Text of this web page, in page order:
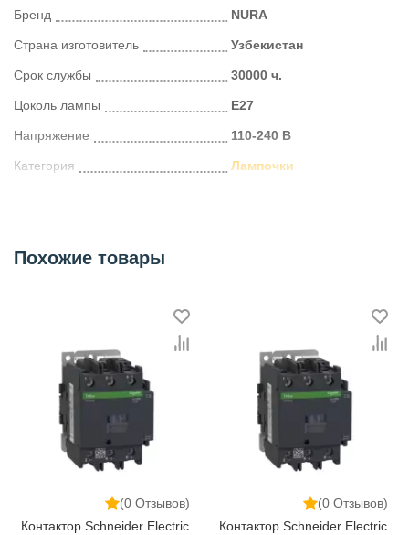
Бренд NURA
Страна изготовитель Узбекистан
Срок службы 30000 ч.
Цоколь лампы E27
Напряжение 110-240 В
Категория Лампочки
Похожие товары
(0 Отзывов)
Контактор Schneider Electric
(0 Отзывов)
Контактор Schneider Electric